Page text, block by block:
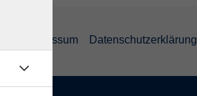
Impressum Datenschutzerklärung